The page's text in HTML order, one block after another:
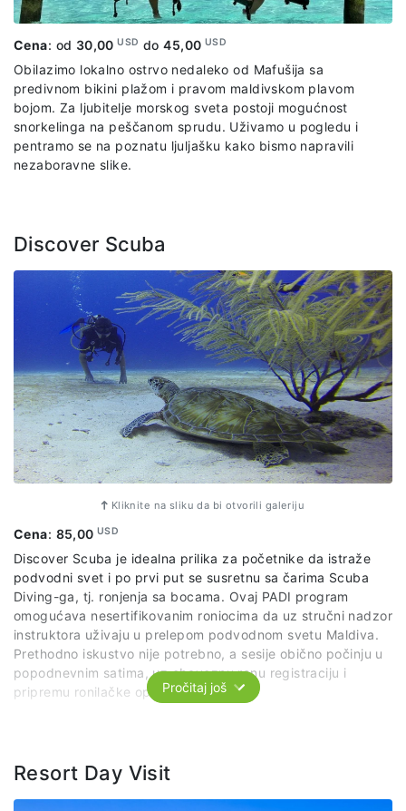
Cena: od 30,00USD do45,00 USD
Obilazimo lokalno ostrvo nedaleko od Mafušija sa
predivnom bikini plažom i pravom maldivskom plavom
bojom. Za ljubitelje morskog sveta postoji mogućnost
snorkelinga na peščanom sprudu. Uživamo u pogledu i
pentramo se na poznatu ljuljašku kako bismo napravili
nezaboravne slike.
Discover Scuba
Kliknite na sliku da bi otvorili galeriju
Cena: 85,00USD
Discover Scuba je idealna prilika za početnike da istraže
podvodni svet i po prvi put se susretnu sa čarima Scuba
Diving-ga, tj. ronjenja sa bocama. Ovaj PADI program
omogućava nesertifikovanim roniocima da uz stručni nadzor
instruktora uživaju u prelepom podvodnom svetu Maldiva.
Prethodno iskustvo nije potrebno, a sesije obično počinju u
popodnevnim satima, uz obaveznu ranu registraciju i
pripremu ronilačke opreme.
minuta na dubini od 5-8 m na obližnjem grebenu uz
pratnju stručnih lica , uz pogled na fascinantan podvodni
živo Maldiva, boca, maska, peraja, organizovani prevoz
Pročitaj još
Resort Day Visit